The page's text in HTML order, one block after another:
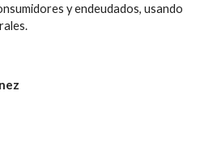
y endeudados, usando